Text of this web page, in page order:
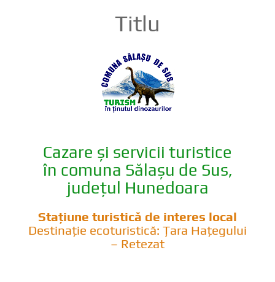
Titlu
Cazare și servicii turistice
în comuna Sălașu de Sus,
județul Hunedoara
Stațiune turistică de interes local
Destinație ecoturistică: Țara Hațegului
– Retezat